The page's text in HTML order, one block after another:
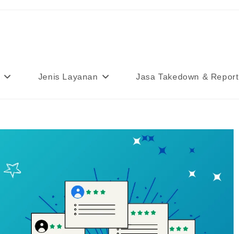
Jenis Layanan Jasa Takedown & Report